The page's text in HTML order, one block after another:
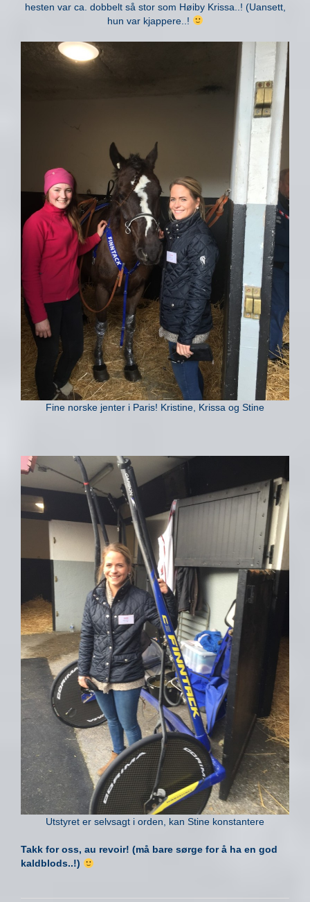
hesten var ca. dobbelt så stor som Høiby Krissa..! (Uansett,
hun var kjappere..!
Fine norske jenter i Paris! Kristine, Krissa og Stine
Utstyret er selvsagt i orden, kan Stine konstantere
Takk for oss, au revoir! (må bare sørge for å ha en god
kaldblods..!)